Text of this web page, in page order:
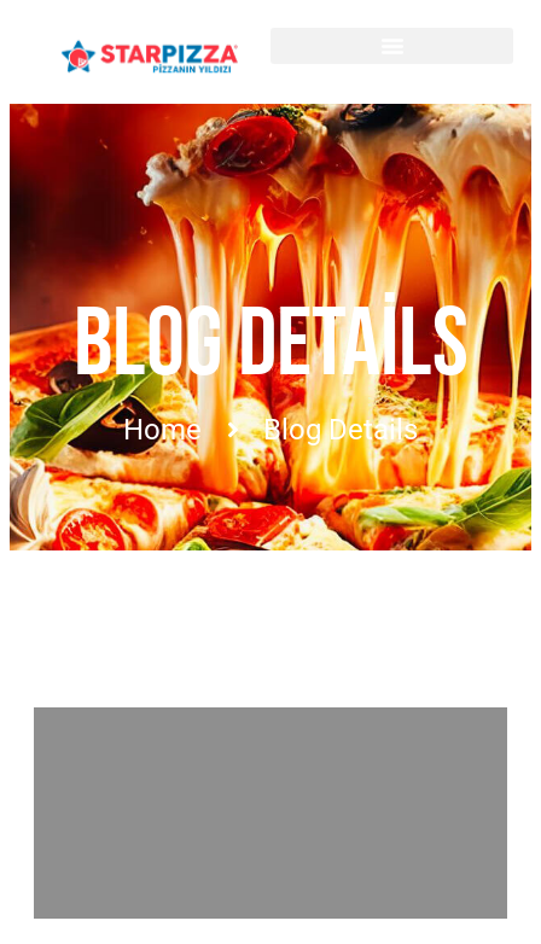
BLOG DETAILS
Home Blog Details